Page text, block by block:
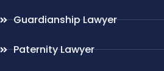
Guardianship Lawyer
Paternity Lawyer